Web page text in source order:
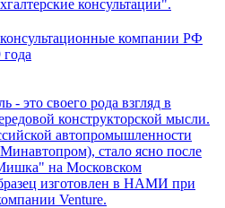
консультации".
- это своего рода взгляд в
конструкторской мысли.
автопромышленности
стало ясно после
на Московском
изготовлен в НАМИ при
Venture.